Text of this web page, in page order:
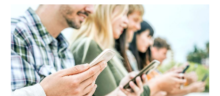
때문이었다. 지병을 앓으면서도 늘 웃음을 잃지 않았던 고인은, 마지막까지
주위 사람들에게 웃음을 선물하고 떠났다. “질병과 슬픔이 있는 이 세상에서
우리를 강하게 살도록 하는 것은 웃음과 유머밖에 없다”는 찰스 디킨스의
말처럼, 사는 게 팍팍하다 보니 유머의 효용 가치가 더욱 주목받고 있다.
유머 감각은 리더가 갖춰야 할 덕목으로 자리 잡았고, 재치 있는 인재가
기업의 선호를 받으며, 유머 넘치는 광고가 매출을 올리는 등 유머는 21세기
성공 키워드로 떠오르고 있다. ‘장례식장에서의 웃음’이 미담으로 전해지는
이유도 이와 같은 맥락에서가 아닐는지. 가정에서도 유머는 필수 요소다.